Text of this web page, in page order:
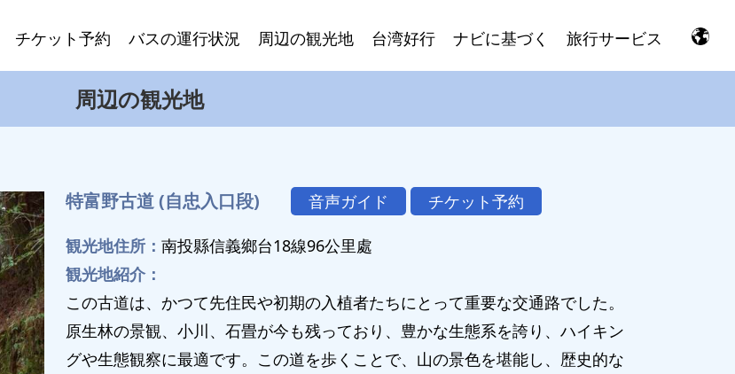
チケット予約 バスの運行状況 周辺の観光地 台湾好行 ナビに基づく 旅行サービス
周辺の観光地
特富野古道 (自忠入口段) 音声ガイド チケット予約
観光地住所： 南投縣信義鄉台18線96公里處
観光地紹介：
この古道は、かつて先住民や初期の入植者たちにとって重要な交通路でした。
原生林の景観、小川、石畳が今も残っており、豊かな生態系を誇り、ハイキン
グや生態観察に最適です。この道を歩くことで、山の景色を堪能し、歴史的な